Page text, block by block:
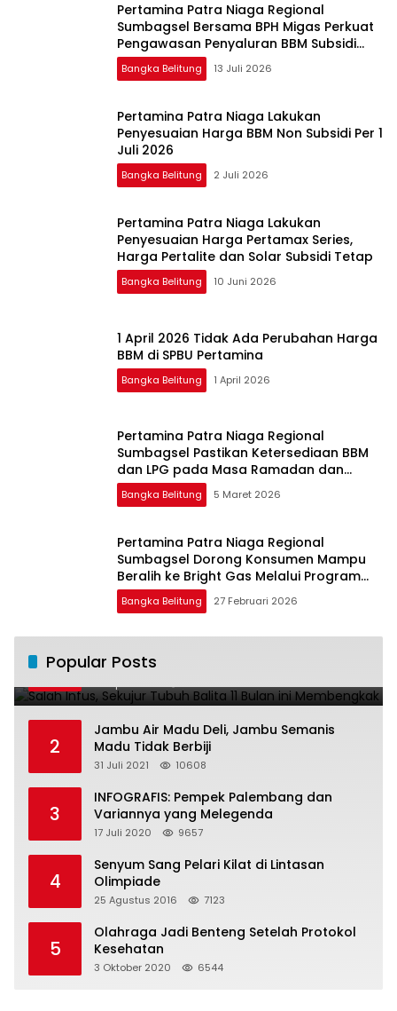
Pertamina Patra Niaga Regional
Sumbagsel Bersama BPH Migas Perkuat
Pengawasan Penyaluran BBM Subsidi
bagi Nelayan melalui Aplikasi XSTAR
Bangka Belitung 13 Juli 2026
Pertamina Patra Niaga Lakukan
Penyesuaian Harga BBM Non Subsidi Per 1
Juli 2026
Bangka Belitung 2 Juli 2026
Pertamina Patra Niaga Lakukan
Penyesuaian Harga Pertamax Series,
Harga Pertalite dan Solar Subsidi Tetap
Bangka Belitung 10 Juni 2026
1 April 2026 Tidak Ada Perubahan Harga
BBM di SPBU Pertamina
Bangka Belitung 1 April 2026
Pertamina Patra Niaga Regional
Sumbagsel Pastikan Ketersediaan BBM
dan LPG pada Masa Ramadan dan
Menjelang Idulfitri
Bangka Belitung 5 Maret 2026
Pertamina Patra Niaga Regional
Sumbagsel Dorong Konsumen Mampu
Beralih ke Bright Gas Melalui Program
Trade In di Belitung Timur
Bangka Belitung 27 Februari 2026
Popular Posts
1
ini Membengkak
2
Jambu Air Madu Deli, Jambu Semanis
Madu Tidak Berbiji
31 Juli 2021 10608
3
INFOGRAFIS: Pempek Palembang dan
Variannya yang Melegenda
17 Juli 2020 9657
4
Senyum Sang Pelari Kilat di Lintasan
Olimpiade
25 Agustus 2016 7123
5
Olahraga Jadi Benteng Setelah Protokol
Kesehatan
3 Oktober 2020 6544